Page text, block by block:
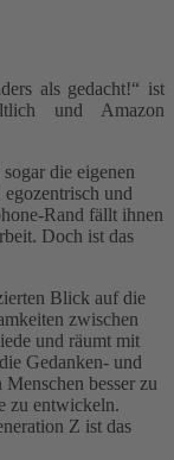
als gedacht!“ ist
und Amazon
die eigenen
und
Rand fällt ihnen
Doch ist das
Blick auf die
zwischen
und räumt mit
Gedanken- und
besser zu
zu entwickeln.
Z ist das